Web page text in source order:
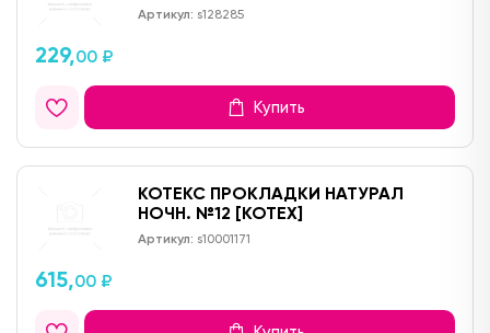
Артикул: s128285
229,00 ₽
Купить
КОТЕКС ПРОКЛАДКИ НАТУРАЛ
НОЧН. №12 [KOTEX]
Артикул: s10001171
615,00 ₽